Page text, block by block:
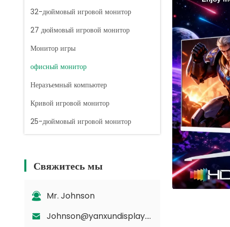
32-дюймовый игровой монитор
27 дюймовый игровой монитор
Монитор игры
офисный монитор
Неразъемный компьютер
Кривой игровой монитор
25-дюймовый игровой монитор
Свяжитесь мы
Mr. Johnson
Johnson@yanxundisplay.com